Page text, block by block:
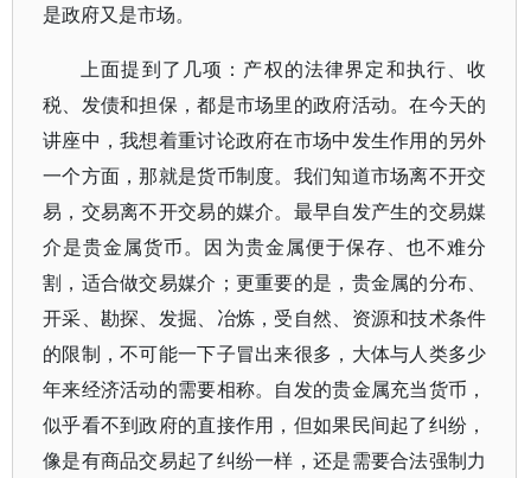
是政府又是市场。
上面提到了几项：产权的法律界定和执行、收
税、发债和担保，都是市场里的政府活动。在今天的
讲座中，我想着重讨论政府在市场中发生作用的另外
一个方面，那就是货币制度。我们知道市场离不开交
易，交易离不开交易的媒介。最早自发产生的交易媒
介是贵金属货币。因为贵金属便于保存、也不难分
割，适合做交易媒介；更重要的是，贵金属的分布、
开采、勘探、发掘、冶炼，受自然、资源和技术条件
的限制，不可能一下子冒出来很多，大体与人类多少
年来经济活动的需要相称。自发的贵金属充当货币，
似乎看不到政府的直接作用，但如果民间起了纠纷，
像是有商品交易起了纠纷一样，还是需要合法强制力